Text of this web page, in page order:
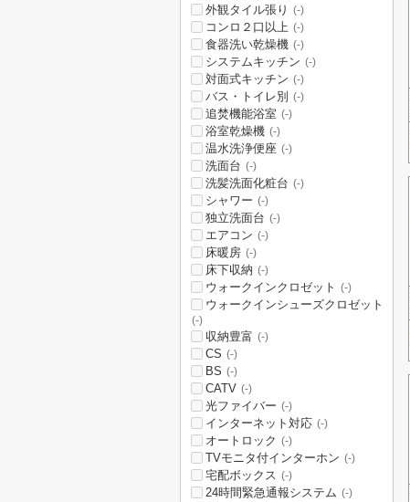
外観タイル張り (-)
コンロ２口以上 (-)
食器洗い乾燥機 (-)
システムキッチン (-)
対面式キッチン (-)
バス・トイレ別 (-)
追焚機能浴室 (-)
浴室乾燥機 (-)
温水洗浄便座 (-)
洗面台 (-)
洗髪洗面化粧台 (-)
シャワー (-)
独立洗面台 (-)
エアコン (-)
床暖房 (-)
床下収納 (-)
ウォークインクロゼット (-)
ウォークインシューズクロゼット
(-)
収納豊富 (-)
CS (-)
BS (-)
CATV (-)
光ファイバー (-)
インターネット対応 (-)
オートロック (-)
TVモニタ付インターホン (-)
宅配ボックス (-)
24時間緊急通報システム (-)